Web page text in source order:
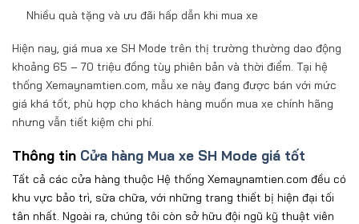
Nhiều quà tặng và ưu đãi hấp dẫn khi mua xe
Hiện nay, giá mua xe SH Mode trên thị trường thường dao động
khoảng 65 – 70 triệu đồng tùy phiên bản và thời điểm. Tại hệ
thống Xemaynamtien.com, mẫu xe này đang được bán với mức
giá khá tốt, phù hợp cho khách hàng muốn mua xe chính hãng
nhưng vẫn tiết kiệm chi phí.
Thông tin Cửa hàng Mua xe SH Mode giá tốt
Tất cả các cửa hàng thuộc Hệ thống Xemaynamtien.com đều có
khu vực bảo trì, sữa chữa, với những trang thiết bị hiện đại tối
tân nhất. Ngoài ra, chúng tôi còn sở hữu đội ngũ kỹ thuật viên